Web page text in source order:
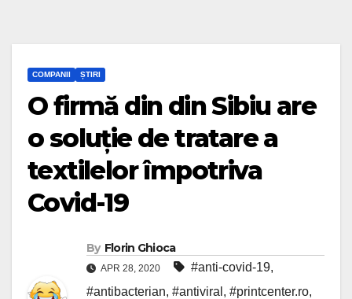
COMPANII ȘTIRI
O firmă din din Sibiu are
o soluție de tratare a
textilelor împotriva
Covid-19
By Florin Ghioca
APR 28, 2020 #anti-covid-19,
#antibacterian, #antiviral , #printcenter.ro,